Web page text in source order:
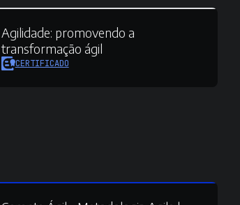
Agilidade: promovendo a
transformação ágil
CERTIFICADO